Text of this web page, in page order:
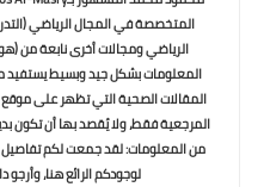
المتخصصة في المجال الرياضي
الرياضي ومجالات أخرى نابعة من
المعلومات بشكل جيد وبسيط يستفيد
المقالات الصحية التي تظهر على
المرجعية فقط، ولا يُقصد بها أن تكون
من المعلومات: لقد جمعت لكم
لوجودكم الرائع هنا،